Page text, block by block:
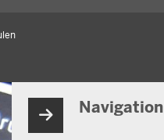
Navigation